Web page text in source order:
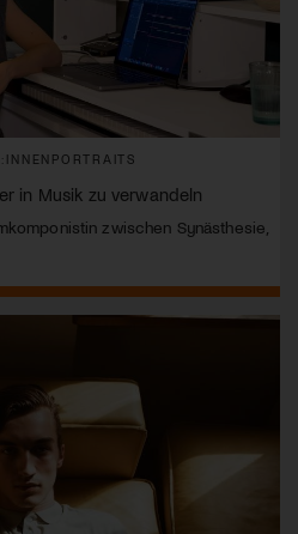
in Musik zu verwandeln
zwischen Synästhesie,